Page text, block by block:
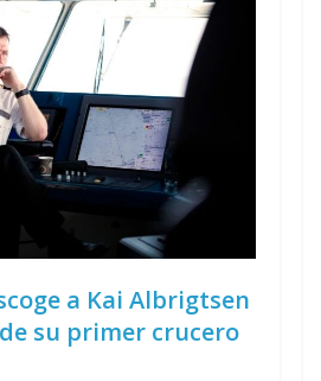
a Kai Albrigtsen
su primer crucero